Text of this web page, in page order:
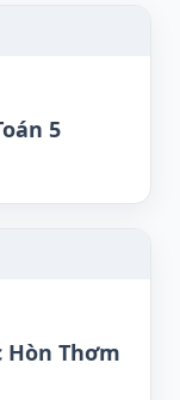
5
Hòn Thơm